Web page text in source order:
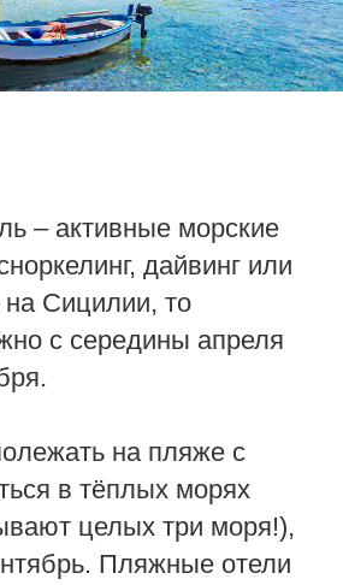
– активные морские
дайвинг или
на Сицилии, то
с середины апреля
на пляже с
в тёплых морях
целых три моря!),
Пляжные отели